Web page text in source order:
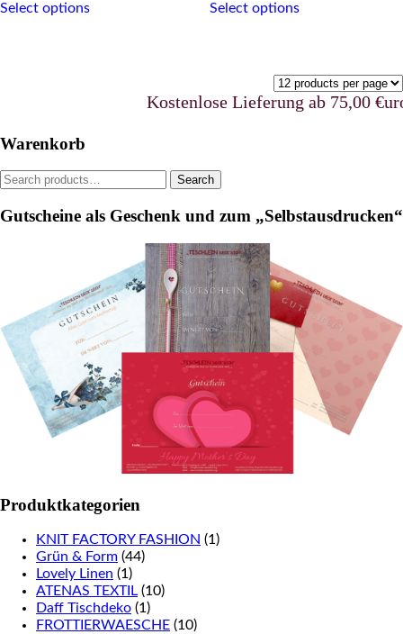
Select optionsproduct
the
page
Select optionsproduct
The
options
may
page
Kostenlose Lieferung ab 75,00 €uro in
Warenkorb
Search
Search
Gutscheine als Geschenk und zum „Selbstausdrucken“
Produktkategorien
KNIT FACTORY FASHION (1)
Grün & Form (44)
Lovely Linen (1)
ATENAS TEXTIL (10)
Daff Tischdeko (1)
FROTTIERWAESCHE (10)